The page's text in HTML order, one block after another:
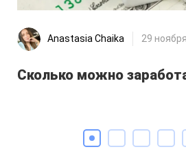
Anastasia Chaika 29
Сколько можно